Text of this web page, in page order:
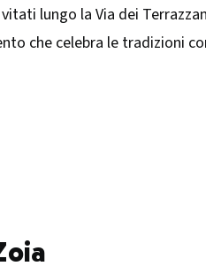
lungo la Via dei
che celebra le tradizioni